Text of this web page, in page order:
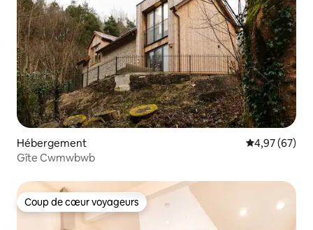
Hébergement Évaluation
4,97 (67)
Gîte Cwmwbwb
Coup de cœur voyageurs
Coup de cœur voyageurs